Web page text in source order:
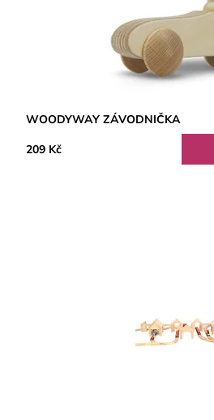
WOODYWAY ZÁVODNIČKA
209 Kč